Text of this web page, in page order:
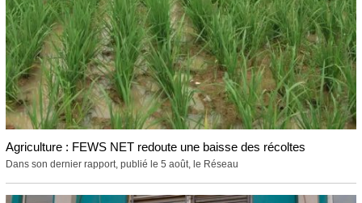
Agriculture : FEWS NET redoute une baisse des récoltes
Dans son dernier rapport, publié le 5 août, le Réseau